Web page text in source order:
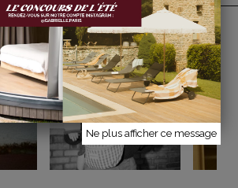
INSTAGRAM@gabrielle.paris
Ne plus afficher ce message